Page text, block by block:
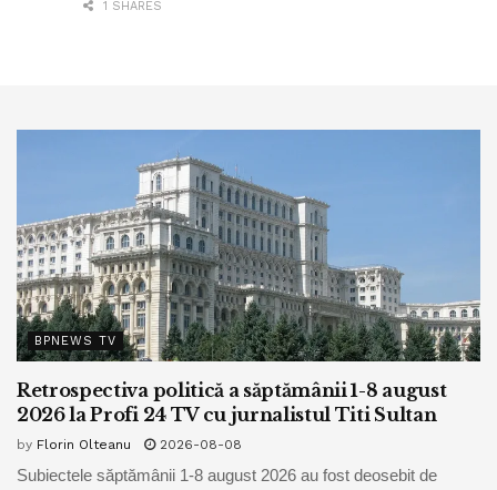
1 SHARES
BPNEWS TV
Retrospectiva politică a săptămânii 1-8 august
2026 la Profi 24 TV cu jurnalistul Titi Sultan
by Florin Olteanu 2026-08-08
Subiectele săptămânii 1-8 august 2026 au fost deosebit de